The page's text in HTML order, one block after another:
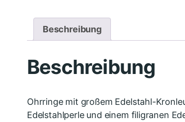
Beschreibung
Beschreibung
Ohrringe mit großem Edelstahl-
Edelstahlperle und einem filigranen